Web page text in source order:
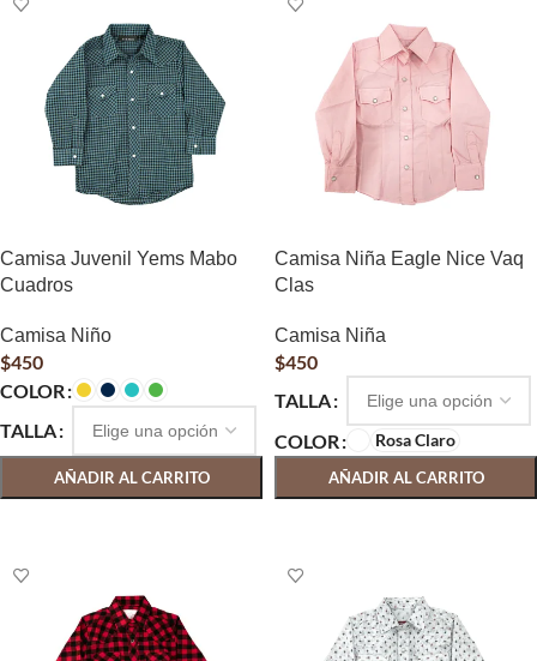
Camisa Juvenil Yems Mabo
Cuadros
Camisa Niño
$450
COLOR
TALLA
AÑADIR AL CARRITO
Camisa Niña Eagle Nice Vaq
Clas
Camisa Niña
$450
TALLA
COLOR
Rosa Claro
AÑADIR AL CARRITO